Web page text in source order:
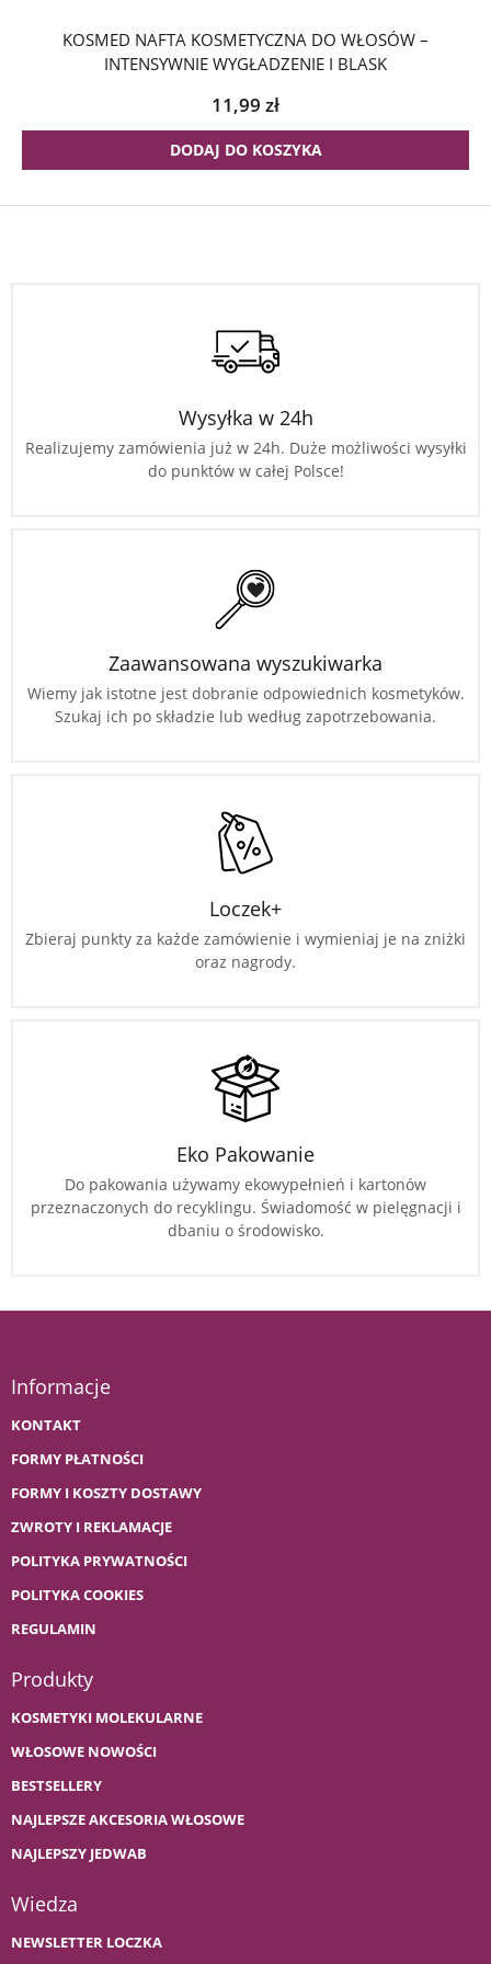
KOSMED NAFTA KOSMETYCZNA DO WŁOSÓW –
INTENSYWNIE WYGŁADZENIE I BLASK
11,99 zł
DODAJ DO KOSZYKA
Wysyłka w 24h
Realizujemy zamówienia już w 24h. Duże możliwości wysyłki
do punktów w całej Polsce!
Zaawansowana wyszukiwarka
Wiemy jak istotne jest dobranie odpowiednich kosmetyków.
Szukaj ich po składzie lub według zapotrzebowania.
Loczek+
Zbieraj punkty za każde zamówienie i wymieniaj je na zniżki
oraz nagrody.
Eko Pakowanie
Do pakowania używamy ekowypełnień i kartonów
przeznaczonych do recyklingu. Świadomość w pielęgnacji i
dbaniu o środowisko.
Informacje
KONTAKT
FORMY PŁATNOŚCI
FORMY I KOSZTY DOSTAWY
ZWROTY I REKLAMACJE
POLITYKA PRYWATNOŚCI
POLITYKA COOKIES
REGULAMIN
Produkty
KOSMETYKI MOLEKULARNE
WŁOSOWE NOWOŚCI
BESTSELLERY
NAJLEPSZE AKCESORIA WŁOSOWE
NAJLEPSZY JEDWAB
Wiedza
NEWSLETTER LOCZKA